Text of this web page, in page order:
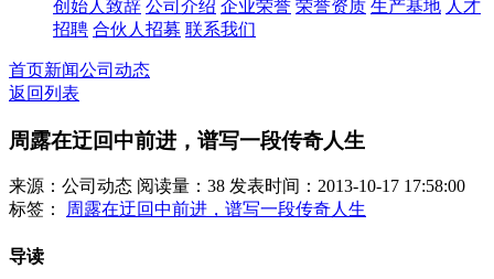
创始人致辞 公司介绍 企业荣誉 荣誉资质 生产基地 人才
招聘 合伙人招募 联系我们
首页新闻公司动态
返回列表
周露在迂回中前进，谱写一段传奇人生
来源：公司动态 阅读量：38 发表时间：2013-10-17 17:58:00
标签： 周露在迂回中前进，谱写一段传奇人生
导读